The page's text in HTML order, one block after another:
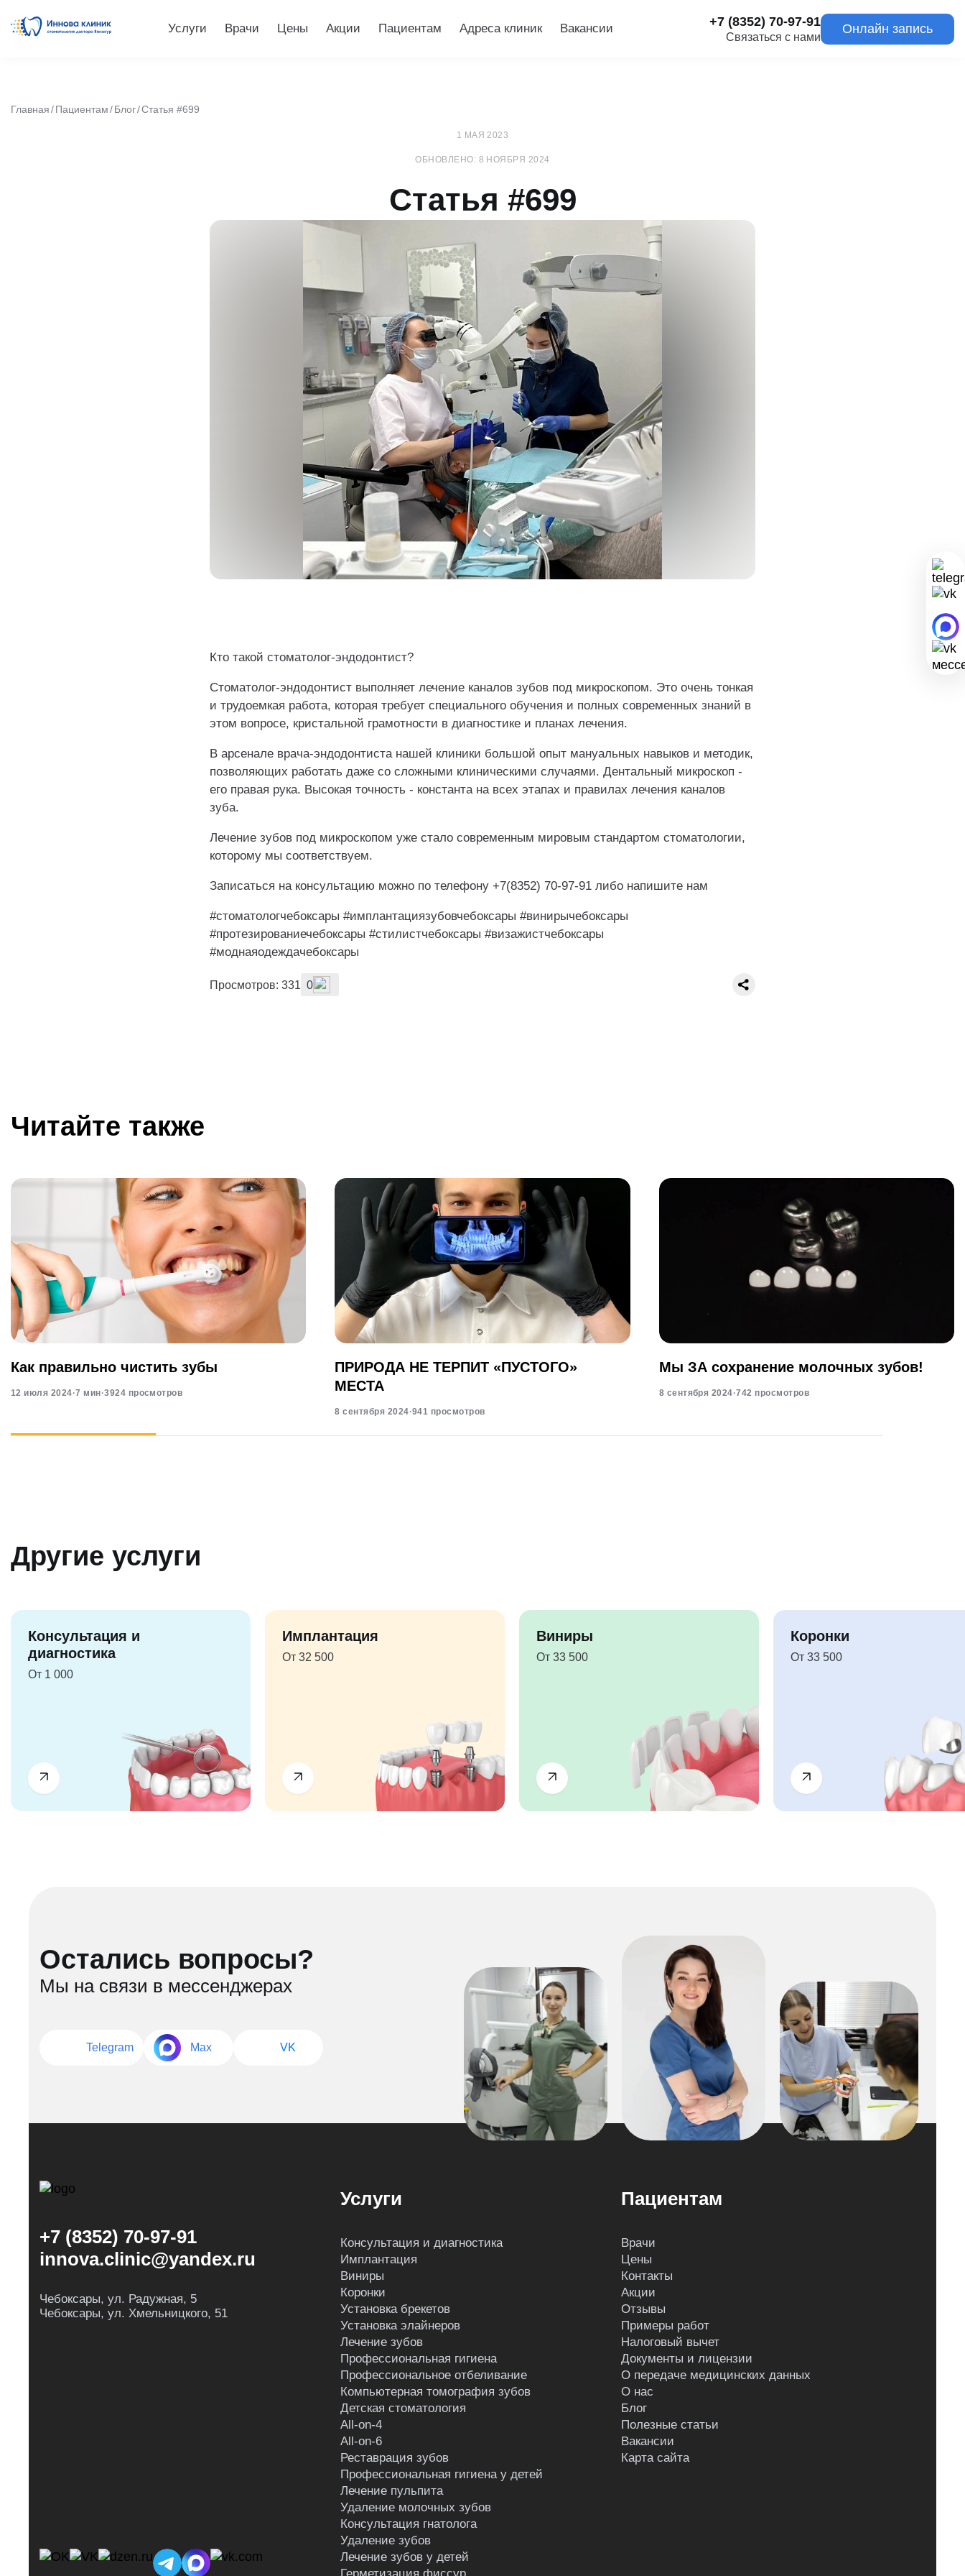
Услуги Врачи Цены Акции Пациентам Адреса клиник Вакансии +7 (8352) 70-97-91
Связаться с нами
Онлайн запись
Главная Пациентам Блог Статья #699
1 МАЯ 2023
ОБНОВЛЕНО: 8 НОЯБРЯ 2024
Статья #699
Кто такой стоматолог-эндодонтист?
Стоматолог-эндодонтист выполняет лечение каналов зубов под микроскопом. Это очень тонкая
и трудоемкая работа, которая требует специального обучения и полных современных знаний в
этом вопросе, кристальной грамотности в диагностике и планах лечения.
В арсенале врача-эндодонтиста нашей клиники большой опыт мануальных навыков и методик,
позволяющих работать даже со сложными клиническими случаями. Дентальный микроскоп -
его правая рука. Высокая точность - константа на всех этапах и правилах лечения каналов
зуба.
Лечение зубов под микроскопом уже стало современным мировым стандартом стоматологии,
которому мы соответствуем.
Записаться на консультацию можно по телефону +7(8352) 70-97-91 либо напишите нам
#стоматологчебоксары #имплантациязубовчебоксары #винирычебоксары
#протезированиечебоксары #стилистчебоксары #визажистчебоксары
#моднаяодеждачебоксары
Просмотров: 331 0
Читайте также
Как правильно чистить зубы
12 июля 2024·7 мин·3924 просмотров
ПРИРОДА НЕ ТЕРПИТ «ПУСТОГО»
МЕСТА
8 сентября 2024·941 просмотров
Мы ЗА сохранение молочных зубов!
8 сентября 2024·742 просмотров
Другие услуги
Консультация и
диагностика
От 1 000
Имплантация
От 32 500
Виниры
От 33 500
Коронки
От 33 500
Остались вопросы?
Мы на связи в мессенджерах
Telegram Max VK
+7 (8352) 70-97-91
innova.clinic@yandex.ru
Чебоксары, ул. Радужная, 5
Чебоксары, ул. Хмельницкого, 51
Услуги
Консультация и диагностика
Имплантация
Виниры
Коронки
Установка брекетов
Установка элайнеров
Лечение зубов
Профессиональная гигиена
Профессиональное отбеливание
Компьютерная томография зубов
Детская стоматология
All-on-4
All-on-6
Реставрация зубов
Профессиональная гигиена у детей
Лечение пульпита
Удаление молочных зубов
Консультация гнатолога
Удаление зубов
Лечение зубов у детей
Пациентам
Врачи
Цены
Контакты
Акции
Отзывы
Примеры работ
Налоговый вычет
Документы и лицензии
О передаче медицинских данных
О нас
Блог
Полезные статьи
Вакансии
Карта сайта